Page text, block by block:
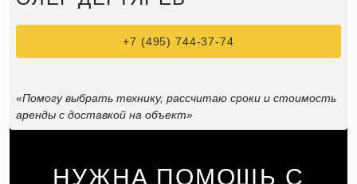
НУЖНА ПОМОЩЬ С
+7 (495) 744-37-74
«Помогу выбрать технику, рассчитаю сроки и стоимость
аренды с доставкой на объект»